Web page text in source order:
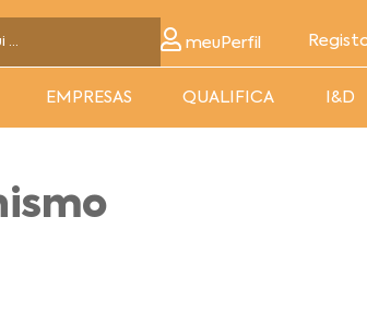
meuPerfil
EMPRESAS QUALIFICA I&D